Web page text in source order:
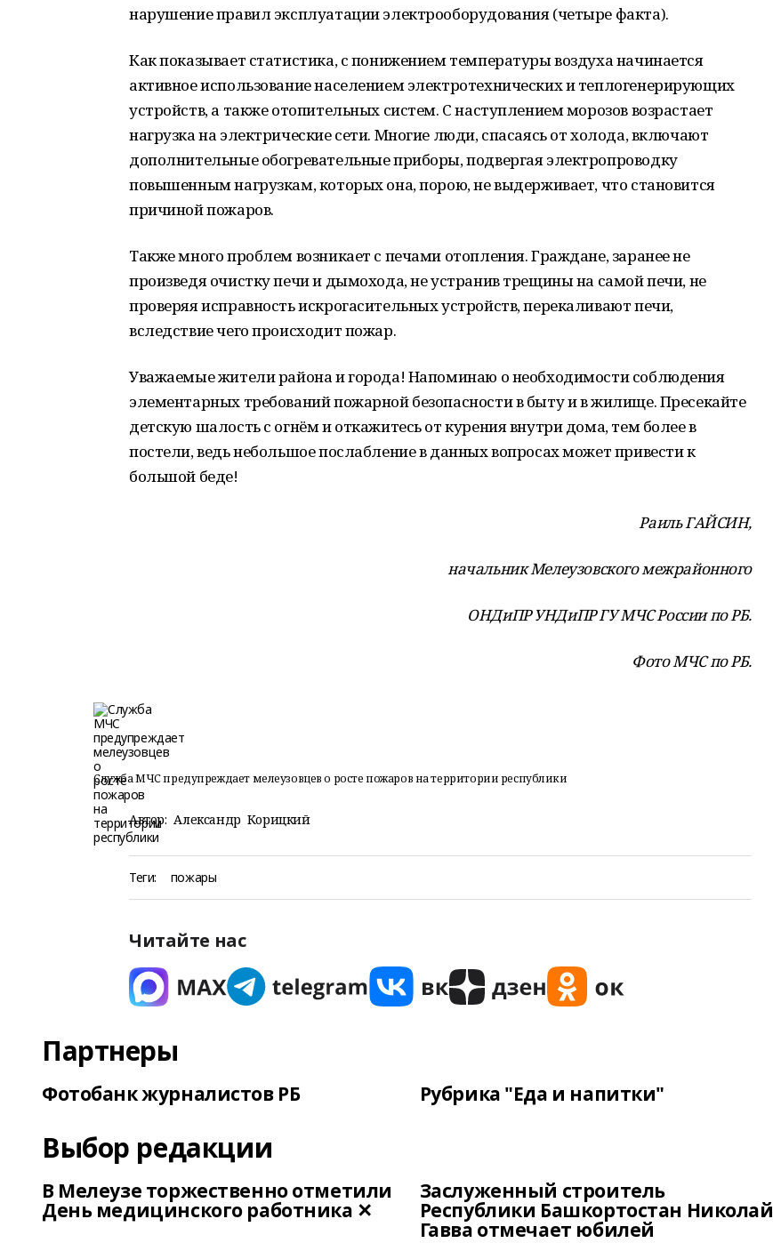
нарушение правил эксплуатации электрооборудования (четыре факта).
Как показывает статистика, с понижением температуры воздуха начинается
активное использование населением электротехнических и теплогенерирующих
устройств, а также отопительных систем. С наступлением морозов возрастает
нагрузка на электрические сети. Многие люди, спасаясь от холода, включают
дополнительные обогревательные приборы, подвергая электропроводку
повышенным нагрузкам, которых она, порою, не выдерживает, что становится
причиной пожаров.
Также много проблем возникает с печами отопления. Граждане, заранее не
произведя очистку печи и дымохода, не устранив трещины на самой печи, не
проверяя исправность искрогасительных устройств, перекаливают печи,
вследствие чего происходит пожар.
Уважаемые жители района и города! Напоминаю о необходимости соблюдения
элементарных требований пожарной безопасности в быту и в жилище. Пресекайте
детскую шалость с огнём и откажитесь от курения внутри дома, тем более в
постели, ведь небольшое послабление в данных вопросах может привести к
большой беде!
Раиль ГАЙСИН,
начальник Мелеузовского межрайонного
ОНДиПР УНДиПР ГУ МЧС России по РБ.
Фото МЧС по РБ.
Служба МЧС предупреждает мелеузовцев о росте пожаров на территории республики
Автор: Александр Корицкий
Теги: пожары
Читайте нас
Партнеры
Фотобанк журналистов РБ Рубрика "Еда и напитки"
Выбор редакции
В Мелеузе торжественно отметили
День медицинского работника ✕
Заслуженный строитель
Республики Башкортостан Николай
Гавва отмечает юбилей